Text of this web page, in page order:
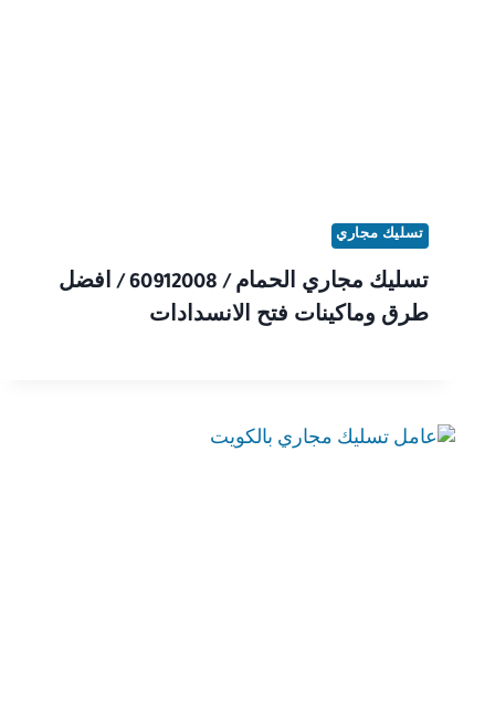
تسليك مجاري
تسليك مجاري الحمام / 60912008 / افضل
طرق وماكينات فتح الانسدادات